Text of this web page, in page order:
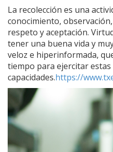
La recolección es una
conocimiento,
respeto y aceptación.
tener una buena vida y
veloz e hiperinformada,
tiempo para ejercitar estas
capacidades.https://